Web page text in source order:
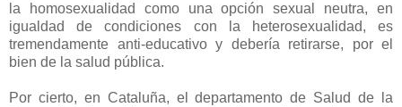
la homosexualidad como una opción sexual neutra, en
igualdad de condiciones con la heterosexualidad, es
tremendamente anti-educativo y debería retirarse, por el
bien de la salud pública.
Por cierto, en Cataluña, el departamento de Salud de la